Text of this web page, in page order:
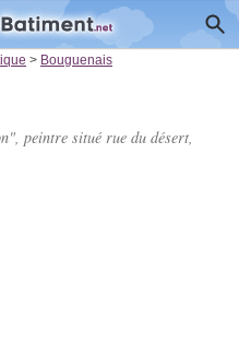
> Bouguenais
peintre situé rue du désert,